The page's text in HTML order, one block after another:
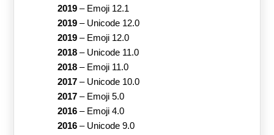
2019– Emoji 12.1
2019– Unicode 12.0
2019– Emoji 12.0
2018– Unicode 11.0
2018– Emoji 11.0
2017– Unicode 10.0
2017– Emoji 5.0
2016– Emoji 4.0
2016– Unicode 9.0